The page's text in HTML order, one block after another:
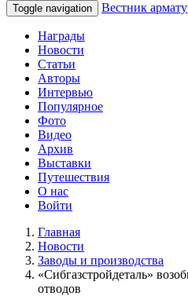
Toggle navigation Вестник
Награды
Новости
Статьи
Авторы
Интервью
Популярное
Фото
Видео
Архив
Выставки
Путешествия
О нас
Войти
Главная
Новости
Заводы и производства
«Сибгазстройдеталь»
отводов